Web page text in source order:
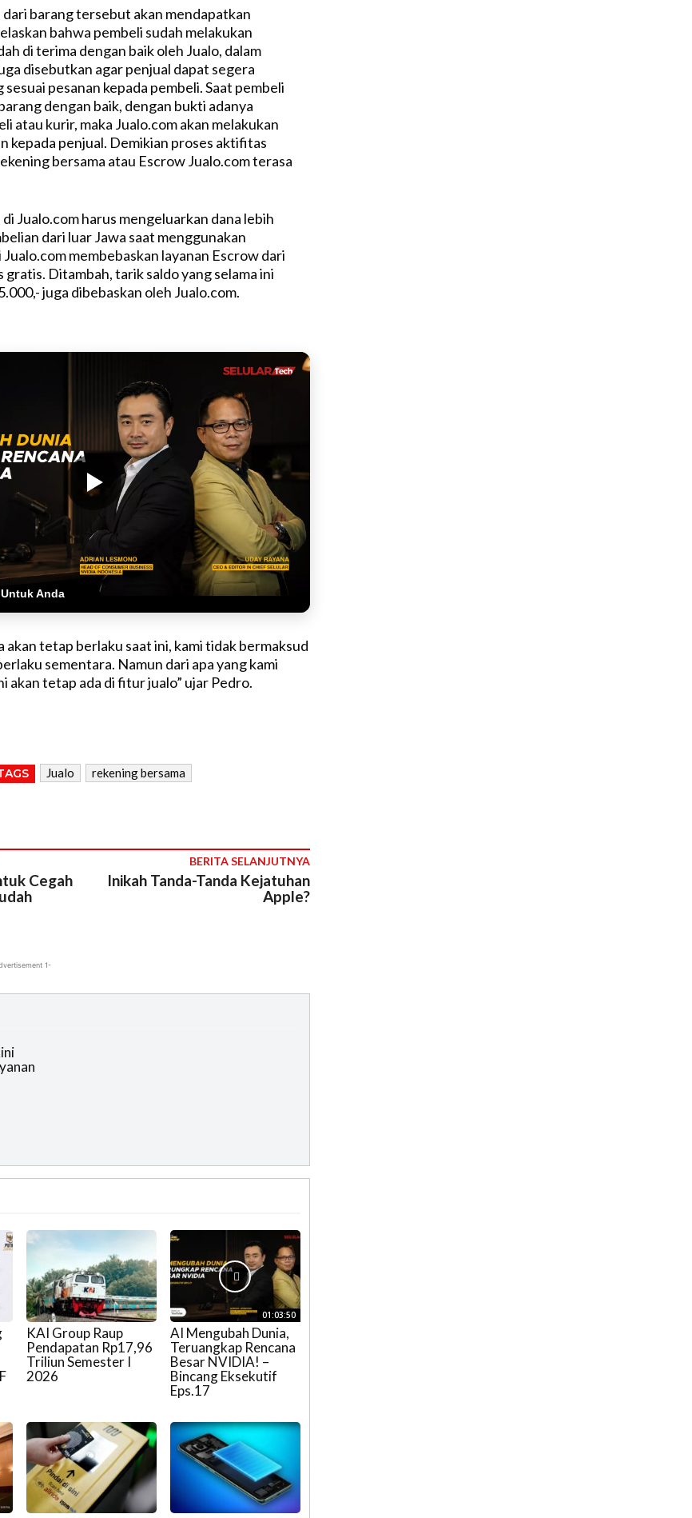
e
barang tersebut akan mendapatkan
bahwa pembeli sudah melakukan
di terima dengan baik oleh Jualo, dalam
disebutkan agar penjual dapat segera
pesanan kepada pembeli. Saat pembeli
dengan baik, dengan bukti adanya
atau kurir, maka Jualo.com akan melakukan
kepada penjual. Demikian proses aktifitas
bersama atau Escrow Jualo.com terasa
Jualo.com harus mengeluarkan dana lebih
dari luar Jawa saat menggunakan
membebaskan layanan Escrow dari
gratis. Ditambah, tarik saldo yang selama ini
juga dibebaskan oleh Jualo.com.
Anda
akan tetap berlaku saat ini, kami tidak bermaksud
sementara. Namun dari apa yang kami
akan tetap ada di fitur jualo” ujar Pedro.
Jualo rekening bersama
Cegah
BERITA SELANJUTNYA
Inikah Tanda-Tanda Kejatuhan
Apple?
1-
KAI Group Raup
Pendapatan Rp17,96
Triliun Semester I
2026
01:03:50
AI Mengubah Dunia,
Teruangkap Rencana
Besar NVIDIA! –
Bincang Eksekutif
Eps.17